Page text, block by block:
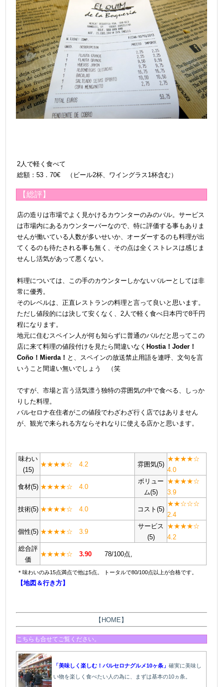
2人で軽く食べて
総額：53．70€ （ビール2杯、ワイングラス1杯含む）
【総評】
店の造りは市場でよく見かけるカウンターのみのバル。サービス
は市場内にあるカウンターバーなので、特に評価する事もありま
せんが働いている人数が多いせいか、オーダーするのも料理が出
てくるのも待たされる事も無く、その点は全くストレスは感じま
せんし活気があって悪くない。
料理については、この手のカウンターしかないバルーとしては非
常に優秀。
そのレベルは、正直レストランの料理と言って良いと思います。
ただし値段的には決して安くなく、2人で軽く食べ日本円で8千円
程になります。
地元に住むスペイン人が何も知らずに普通のバルだと思ってこの
店に来て料理の値段付けを見たら間違いなく Hostia！Joder！
Coño！ Mierda！ と、スペインの放送禁止用語を連呼、文句を言
いうこと間違い無いでしょう （笑
ですが、市場と言う活気漂う独特の雰囲気の中で食べる、しっか
りした料理。
バルセロナ在住者がこの値段でわざわざ行く店ではありません
が、観光で来られる方ならそれなりに使える店かと思います。
味わい
(15)
★★★★☆ 4.2 雰囲気(5)
★★★★☆
4.0
食材(5) ★★★★☆ 4.0
ボリュー
ム(5)
★★★★☆
3.9
技術(5) ★★★★☆ 4.0 コスト(5)
★★☆☆☆
2.4
個性(5) ★★★★☆ 3.9
サービス
(5)
★★★★☆
4.2
総合評
価
★★★★☆3.90 78/100点,
＊味わいのみ15点満点で他は5点。 トータルで80/100点以上が合格です。
【地図＆行き方】
【HOME】
こちらも合せてご覧ください。
「美味しく楽しむ！バルセロナグルメ10ヶ条」確実に美味し
い物を楽しく食べたい人の為に、まずは基本の10ヵ条。